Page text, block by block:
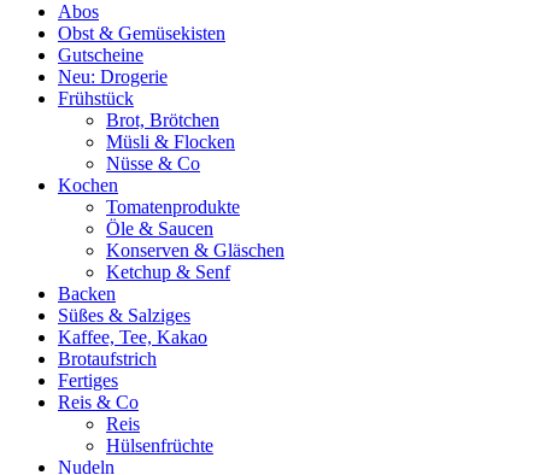
Abos
Obst & Gemüsekisten
Gutscheine
Neu: Drogerie
Frühstück
Brot, Brötchen
Müsli & Flocken
Nüsse & Co
Kochen
Tomatenprodukte
Öle & Saucen
Konserven & Gläschen
Ketchup & Senf
Backen
Süßes & Salziges
Kaffee, Tee, Kakao
Brotaufstrich
Fertiges
Reis & Co
Reis
Hülsenfrüchte
Nudeln